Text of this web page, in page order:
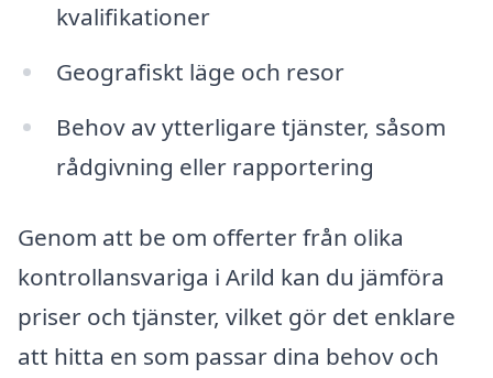
kvalifikationer
Geografiskt läge och resor
Behov av ytterligare tjänster, såsom
rådgivning eller rapportering
Genom att be om offerter från olika
kontrollansvariga i Arild kan du jämföra
priser och tjänster, vilket gör det enklare
att hitta en som passar dina behov och